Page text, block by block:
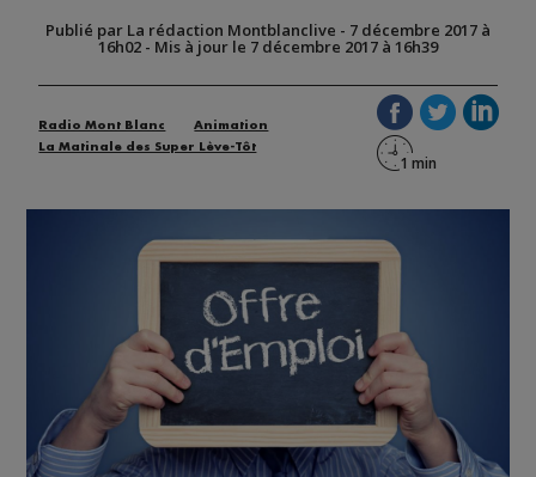
Publié par La rédaction Montblanclive - 7 décembre 2017 à
16h02 - Mis à jour le 7 décembre 2017 à 16h39
Radio Mont Blanc
Animation
La Matinale des Super Lève-Tôt